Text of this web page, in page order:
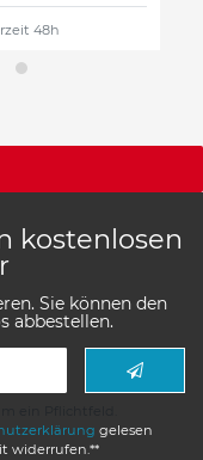
48h
kostenlosen
Sie können den
abbestellen.
gelesen
widerrufen.**